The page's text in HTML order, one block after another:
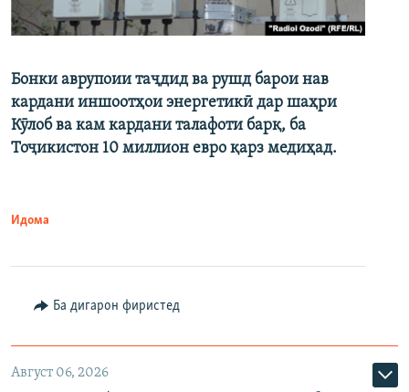
Бонки аврупоии таҷдид ва рушд барои нав
кардани иншоотҳои энергетикӣ дар шаҳри
Кӯлоб ва кам кардани талафоти барқ, ба
Тоҷикистон 10 миллион евро қарз медиҳад.
Идома
Ба дигарон фиристед
Август 06, 2026